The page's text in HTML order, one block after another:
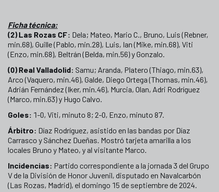
Ficha técnica:
(2) Las Rozas CF: Dela; Mateo, Mario C., Bruno, Luis (Rebner,
min.68), Guille (Pablo, min.28), Luis, Ian (Mike, min.68), Viti
(Enzo, min.68), Beltrán (Belda, min.56) y Gonzalo.
(0) Real Valladolid: Samu; Aranda, Platero (Thiago, min.63),
Arco (Vaquero, min.46), Galde, Diego Ortega (Thomas, min.46),
Adrián Fernández (Iker, min.46), Murcia, Olan, Adri Rodríguez
(Marco, min.63) y Hugo Calvo.
Goles: 1-0, Viti, minuto 8; 2-0, Enzo, minuto 87.
Árbitro: Díaz Rodríguez, asistido en las bandas por Díaz
Carrasco y Sánchez Dueñas. Mostró tarjeta amarilla a los
locales Bruno y Mateo, y al visitante Marco.
Incidencias: Partido correspondiente a la jornada 3 del Grupo
V de la División de Honor Juvenil, disputado en Navalcarbón
(Las Rozas, Madrid), el domingo 15 de septiembre de 2024.